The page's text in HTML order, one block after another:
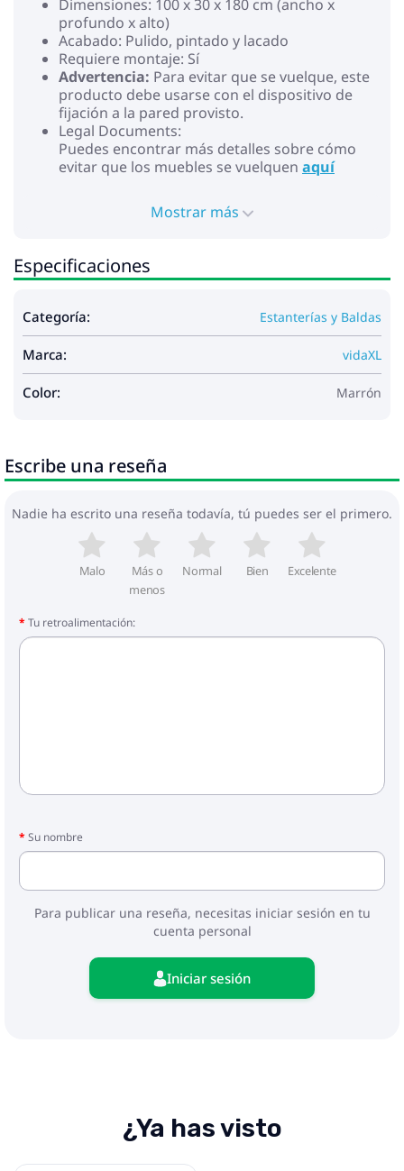
Dimensiones: 100 x 30 x 180 cm (ancho x
profundo x alto)
Acabado: Pulido, pintado y lacado
Requiere montaje: Sí
Advertencia: Para evitar que se vuelque, este
producto debe usarse con el dispositivo de
fijación a la pared provisto.
Legal Documents:
Puedes encontrar más detalles sobre cómo
evitar que los muebles se vuelquen aquí
Mostrar más
Especificaciones
Categoría: Estanterías y Baldas
Marca: vidaXL
Color: Marrón
Escribe una reseña
Nadie ha escrito una reseña todavía, tú puedes ser el primero.
Malo
Más o
menos
Normal Bien Excelente
Tu retroalimentación:
Su nombre
Para publicar una reseña, necesitas iniciar sesión en tu
cuenta personal
Iniciar sesión
¿Ya has visto